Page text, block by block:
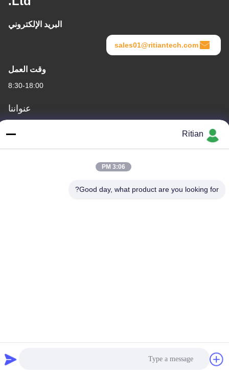
البريد الإلكتروني
sales01@ritiantech.com
وقت العمل
8:30-18:00
عنواننا
عنوان الشركة
No.65 Songnian Road، Longgang District، شينزين، الصين 518117
هاتف
Ritian
3:06 PM
Good day, what product are you looking for?